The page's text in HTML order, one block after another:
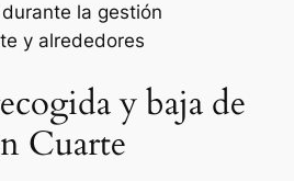
la gestión
y alrededores
y baja de
Cuarte